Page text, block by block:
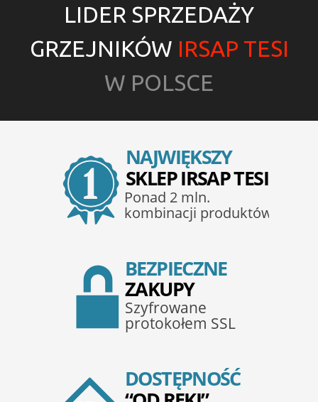
LIDER SPRZEDAŻY
GRZEJNIKÓW IRSAP TESI
W POLSCE